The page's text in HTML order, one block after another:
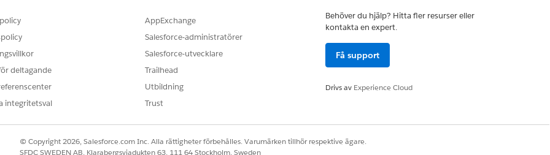
och milstolpar för servicenivåavtal för IT-tjänster
för servicenivåavtal för IT-tjänster från en enda sida. Minska implementeringssteg och leverera
för IT-tjänster
för serviceleveranser så att de manuellt kan pausa och återuppta milstolpar för servicenivåavtal
problem och ändringar. När denna funktion har aktiverats kan supportrepresentanter tillfälligt stoppa
deltagande
integritetsval
AppExchange
Salesforce-administratörer
Salesforce-utvecklare
Trailhead
Utbildning
Trust
Behöver du hjälp? Hitta fler resurser eller
kontakta en expert.
Få support
Drivs av Experience Cloud
© Copyright 2026, Salesforce.com Inc. Alla rättigheter förbehålles. Varumärken tillhör respektive ägare.
SFDC SWEDEN AB, Klarabergsviadukten 63, 111 64 Stockholm, Sweden